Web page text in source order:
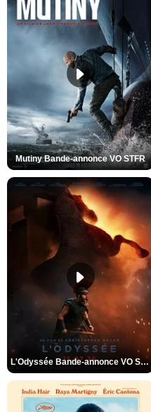
Mutiny Bande-annonce VO STFR
L'Odyssée Bande-annonce VO STFR